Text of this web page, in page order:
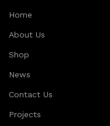
Home
About Us
Shop
News
Contact Us
Projects